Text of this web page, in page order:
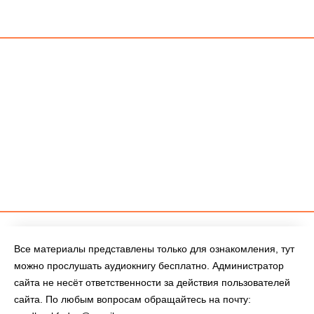
Все материалы представлены только для ознакомления, тут
можно прослушать аудиокнигу бесплатно. Администратор
сайта не несёт ответственности за действия пользователей
сайта. По любым вопросам обращайтесь на почту: